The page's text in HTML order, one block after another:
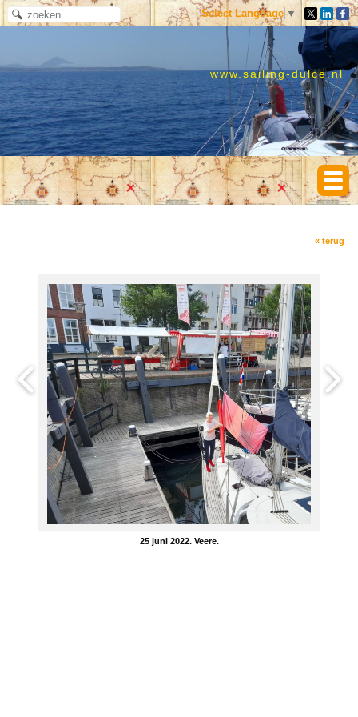
Select Language ▼
www.sailing-dulce.nl
« terug
25 juni 2022. Veere.